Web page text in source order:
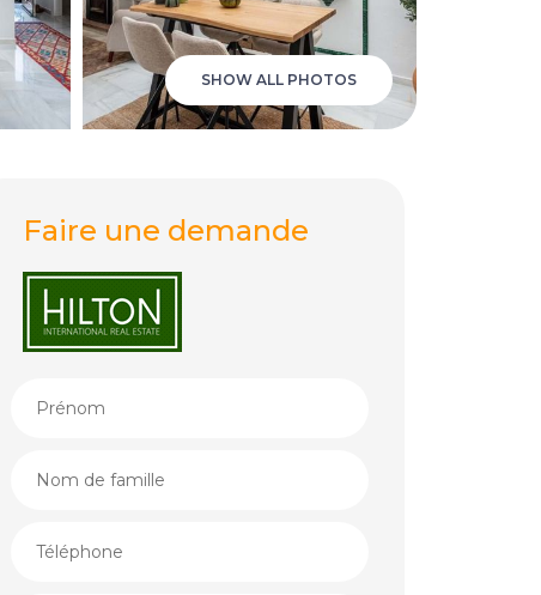
SHOW ALL PHOTOS
Faire une demande